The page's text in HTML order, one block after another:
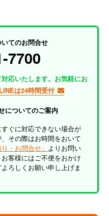
いてのお問合せ
7700
応いたします。お気軽にお
は24時間受付
についてのご案内
ぐに対応できない場合が
その際はお時間をおいて
り・お問合せ」 よりお問い
客様にはご不便をおかけ
ろしくお願い申し上げま